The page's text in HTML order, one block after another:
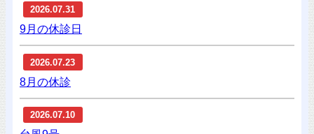
2026.07.31
9月の休診日
2026.07.23
8月の休診
2026.07.10